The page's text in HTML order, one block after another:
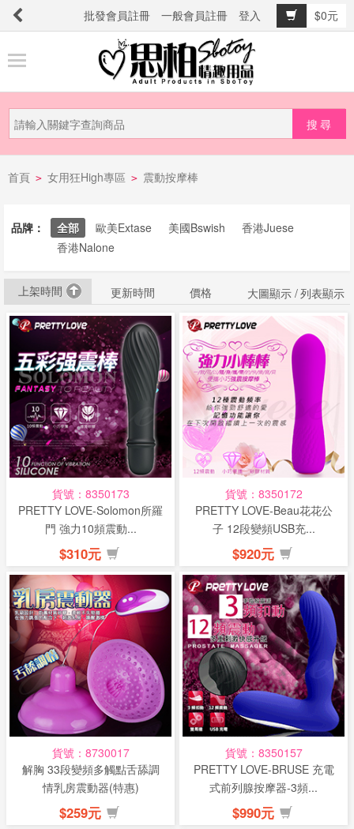
批發會員註冊 一般會員註冊 登入
$0元
品
新
品
防
騙
電
話
或
訊
發
首頁 > 女用狂High專區 > 震動按摩棒
品牌： 全部 歐美Extase 美國Bswish
香港Juese
香港Nalone
上架時間 更新時間 價格 大圖顯示 /列表顯示
貨號：8350173
PRETTY LOVE-Solomon所羅
門 強力10頻震動...
$310元
貨號：8350172
PRETTY LOVE-Beau花花公
子 12段變頻USB充...
$920元
貨號：8730017
解胸 33段變頻多觸點舌舔調
情乳房震動器(特惠)
$259元
貨號：8350157
PRETTY LOVE-BRUSE 充電
式前列腺按摩器-3頻...
$990元